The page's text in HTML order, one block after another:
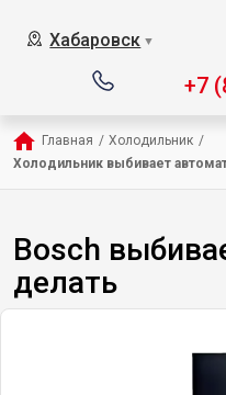
Хабаровск ▼
+7
Главная / Холодильник /
Холодильник выбивает автомат
Bosch
делать